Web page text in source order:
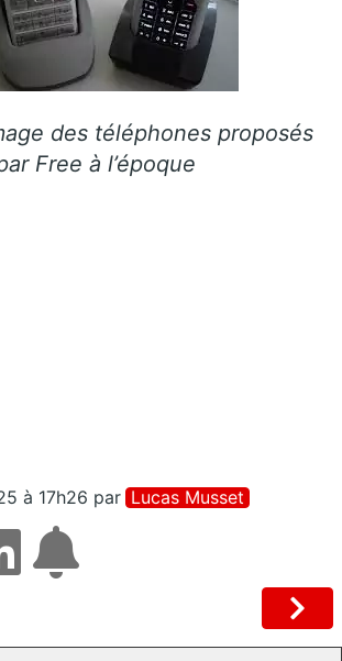
des téléphones proposés
Free à l’époque
à 17h26 par Lucas Musset